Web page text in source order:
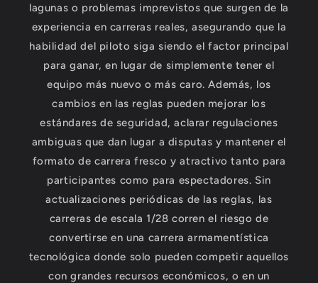
lagunas o problemas imprevistos que surgen de la
experiencia en carreras reales, asegurando que la
habilidad del piloto siga siendo el factor principal
para ganar, en lugar de simplemente tener el
equipo más nuevo o más caro. Además, los
cambios en las reglas pueden mejorar los
estándares de seguridad, aclarar regulaciones
ambiguas que dan lugar a disputas y mantener el
formato de carrera fresco y atractivo tanto para
participantes como para espectadores. Sin
actualizaciones periódicas de las reglas, las
carreras de escala 1/28 corren el riesgo de
convertirse en una carrera armamentística
tecnológica donde solo pueden competir aquellos
con grandes recursos económicos, o en un